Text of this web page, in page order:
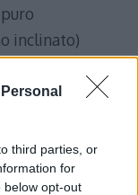
third parties, or
for
below opt-out
inclinato)
di non